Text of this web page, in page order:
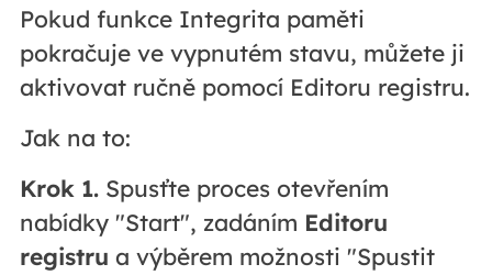
Pokud funkce Integrita paměti
pokračuje ve vypnutém stavu, můžete ji
aktivovat ručně pomocí Editoru registru.
Jak na to:
Krok 1.Spusťte proces otevřením
nabídky "Start", zadáním Editoru
registru a výběrem možnosti "Spustit